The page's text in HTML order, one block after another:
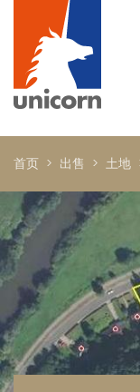
首页 出售 土地